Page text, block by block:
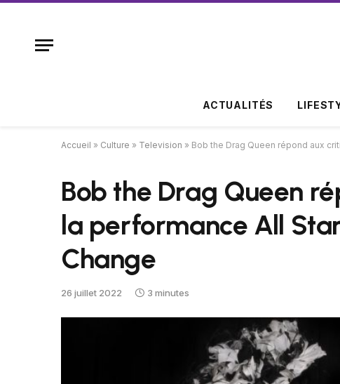
ACTUALITÉS
Accueil » Culture » Television » Bob the Drag Queen répond aux
Bob the Drag Queen
la performance All
Change
26 juillet 2022 3 minutes